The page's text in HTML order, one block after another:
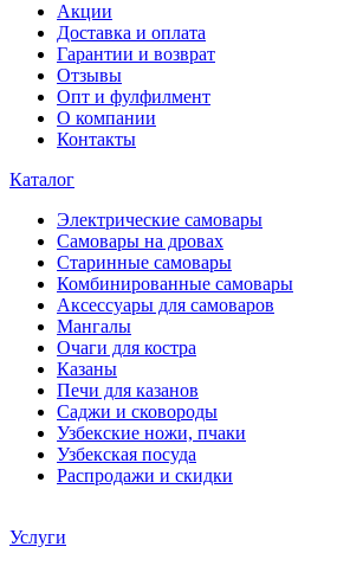
Акции
Доставка и оплата
Гарантии и возврат
Отзывы
Опт и фулфилмент
О компании
Контакты
Каталог
Электрические самовары
Cамовары на дровах
Старинные самовары
Комбинированные самовары
Аксессуары для самоваров
Мангалы
Очаги для костра
Казаны
Печи для казанов
Саджи и сковороды
Узбекские ножи, пчаки
Узбекская посуда
Распродажи и скидки
Услуги